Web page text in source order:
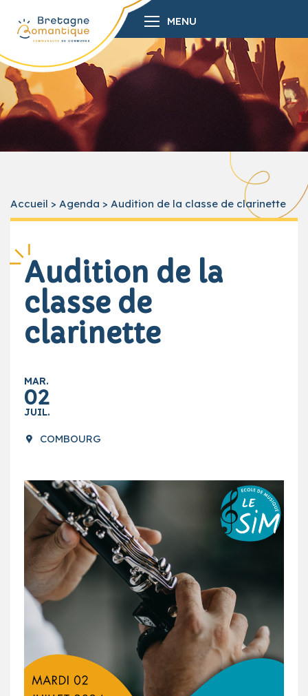
MENU
Accueil > Agenda > Audition de la classe de clarinette
Audition de la
classe de
clarinette
MAR.
02
JUIL.
COMBOURG